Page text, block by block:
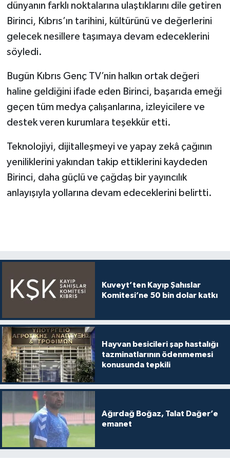
dünyanın farklı noktalarına ulaştıklarını dile getiren
Birinci, Kıbrıs’ın tarihini, kültürünü ve değerlerini
gelecek nesillere taşımaya devam edeceklerini
söyledi.
Bugün Kıbrıs Genç TV’nin halkın ortak değeri
haline geldiğini ifade eden Birinci, başarıda emeği
geçen tüm medya çalışanlarına, izleyicilere ve
destek veren kurumlara teşekkür etti.
Teknolojiyi, dijitalleşmeyi ve yapay zekâ çağının
yeniliklerini yakından takip ettiklerini kaydeden
Birinci, daha güçlü ve çağdaş bir yayıncılık
anlayışıyla yollarına devam edeceklerini belirtti.
Kuveyt’ten Kayıp Şahıslar
Komitesi’ne 50 bin dolar katkı
Hayvan besicileri şap hastalığı
tazminatlarının ödenmemesi
konusunda tepkili
Ağırdağ Boğaz, Talat Dağer’e
emanet